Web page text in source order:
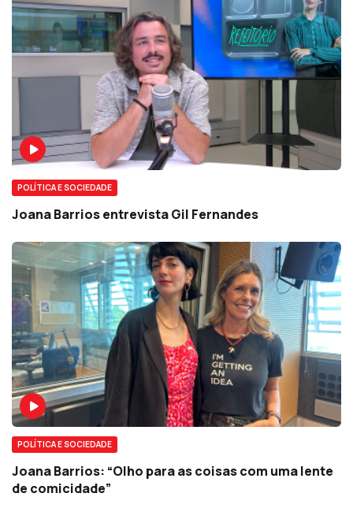
POLÍTICA E SOCIEDADE
Joana Barrios entrevista Gil Fernandes
POLÍTICA E SOCIEDADE
Joana Barrios: “Olho para as coisas com uma lente
de comicidade”